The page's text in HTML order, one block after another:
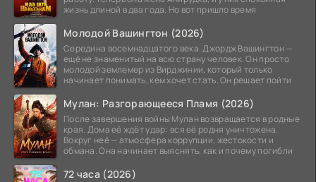
жизнь длиной в два года. Но вот пришло время
Молодой Вашингтон (2026)
Середина восемнадцатого века. Джордж Вашингтон —
ещё не знаменитый на всю страну человек. Он просто
молодой землемер из Вирджинии, который только
начинает понимать, кем хочет стать. Он решает пойти
Мулан: Разгорающееся Пламя (2026)
После завершения войны Мулан возвращается в родные
края. Дома её ждёт удар: вся её родня уничтожена.
Вокруг неё — атмосфера коррупции, жестокости и
обмана. Она начинает выяснять, как и почему погибли
72 часа (2026)